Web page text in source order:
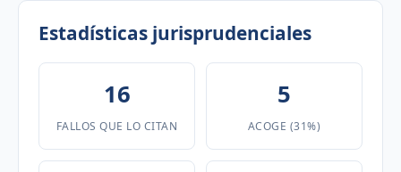
Estadísticas jurisprudenciales
16
FALLOS QUE LO CITAN
5
ACOGE (31%)